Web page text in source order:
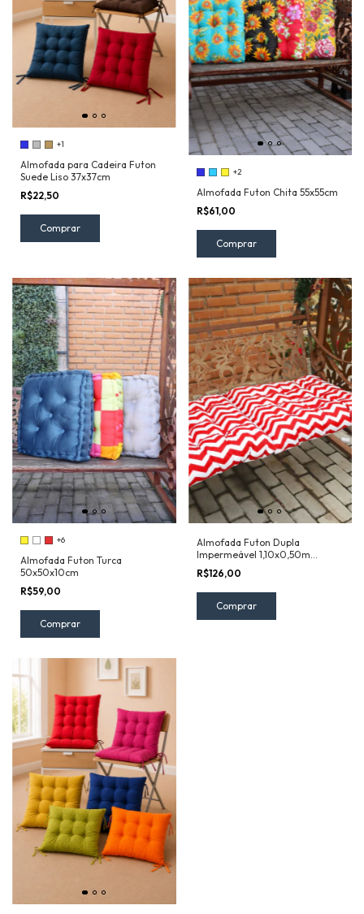
+1
Almofada para Cadeira Futon
Suede Liso 37x37cm
R$22,50
Comprar
+2
Almofada Futon Chita 55x55cm
R$61,00
Comprar
+6
Almofada Futon Turca
50x50x10cm
R$59,00
Comprar
Almofada Futon Dupla
Impermeável 1,10x0,50m
Chevron Vermelho
R$126,00